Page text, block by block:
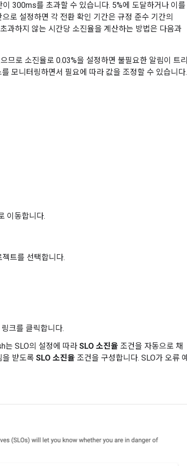
300ms를 초과할 수 있습니다. 5%에 도달하거나 이를
로 설정하면 각 전환 확인 기간은 규정 준수 기간의
과하지 않는 시간당 소진율을 계산하는 방법은 다음과
므로 소진율로 0.03%을 설정하면 불필요한 알림이 트리
모니터링하면서 필요에 따라 값을 조정할 수 있습니다.
이동합니다.
트를 선택합니다.
링크를 클릭합니다.
는 SLO의 설정에 따라 SLO 소진율 조건을 자동으로 채
을 받도록 SLO 소진율 조건을 구성합니다. SLO가 오류 예